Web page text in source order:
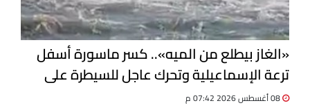
«الغاز بيطلع من الميه».. كسر ماسورة أسفل
ترعة الإسماعيلية وتحرك عاجل للسيطرة على
التسرب